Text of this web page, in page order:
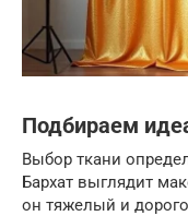
Подбираем
Выбор ткани
Бархат выглядит
он тяжелый и